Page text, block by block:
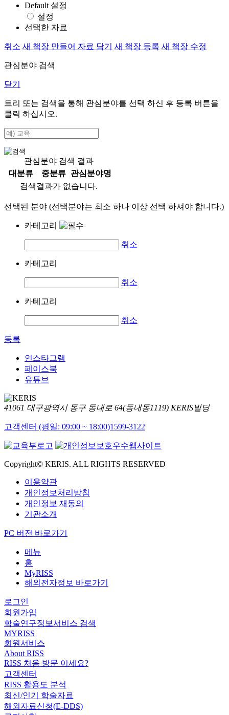
Default 설정
설정
선택한 자료
취소 새 책장 만들어 자료 담기 새 책장 등록 새 책장 수정
관심분야 검색
닫기
트리 또는 검색을 통해 관심분야를 선택 하신 후 등록 버튼을
클릭 하십시오.
관심분야 검색 결과
대분류
중분류
관심분야명
검색결과가 없습니다.
선택된 분야 (선택분야는 최소 하나 이상 선택 하셔야 합니다.)
카테고리
취소
카테고리
취소
카테고리
취소
등록
인스타그램
페이스북
유튜브
41061 대구광역시 동구 동내로 64(동내동1119) KERIS빌딩
고객센터 (평일: 09:00 ~ 18:00)1599-3122
Copyright© KERIS. ALL RIGHTS RESERVED
이용약관
개인정보처리방침
개인정보 재동의
기관소개
PC 버전 바로가기
메뉴
홈
MyRISS
해외전자정보 바로가기
로그인
회원가입
학술연구정보서비스 검색
MYRISS
회원서비스
About RISS
RISS 처음 방문 이세요?
고객센터
RISS 활용도 분석
최신/인기 학술자료
해외자료신청(E-DDS)